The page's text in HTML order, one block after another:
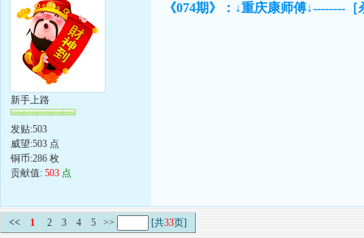
新手上路
发贴:503
威望:503 点
铜币:286 枚
贡献值: 503 点
《074期》：↓重庆康师傅↓--------
<< 1 2 3 4 5 >> [共33页]